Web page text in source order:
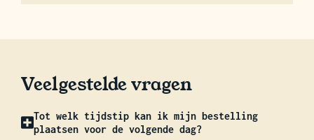
Veelgestelde vragen
Tot welk tijdstip kan ik mijn bestelling
plaatsen voor de volgende dag?